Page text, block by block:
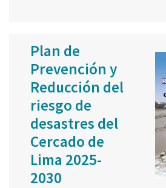
Plan de
Prevención y
Reducción del
riesgo de
desastres del
Cercado de
Lima 2025-
2030